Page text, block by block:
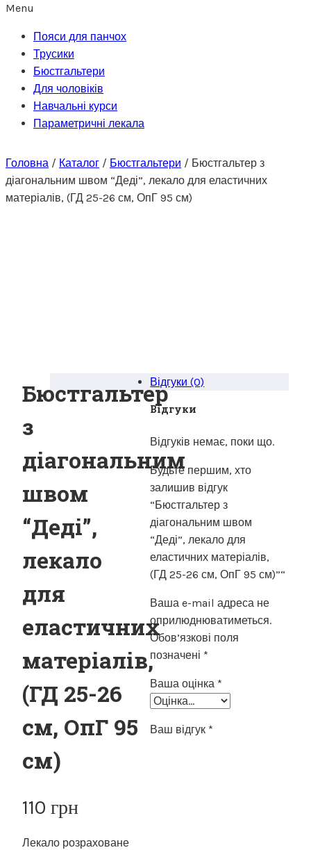
Menu
Пояси для панчох
Трусики
Бюстгальтери
Для чоловіків
Навчальні курси
Параметричні лекала
Головна / Каталог / Бюстгальтери / Бюстгальтер з
діагональним швом “Деді”, лекало для еластичних
матеріалів, (ГД 25-26 см, ОпГ 95 см)
Бюстгальтер
з
діагональним
швом
“Деді”,
лекало
для
еластичних
матеріалів,
(ГД 25-26
см, ОпГ 95
см)
110 грн
Лекало розраховане
Відгуки (0)
Відгуки
Відгуків немає, поки що.
Будьте першим, хто
залишив відгук
“Бюстгальтер з
діагональним швом
“Деді”, лекало для
еластичних матеріалів,
(ГД 25-26 см, ОпГ 95 см)”“
Ваша e-mail адреса не
оприлюднюватиметься.
Обов’язкові поля
позначені *
Ваша оцінка *
Ваш відгук *